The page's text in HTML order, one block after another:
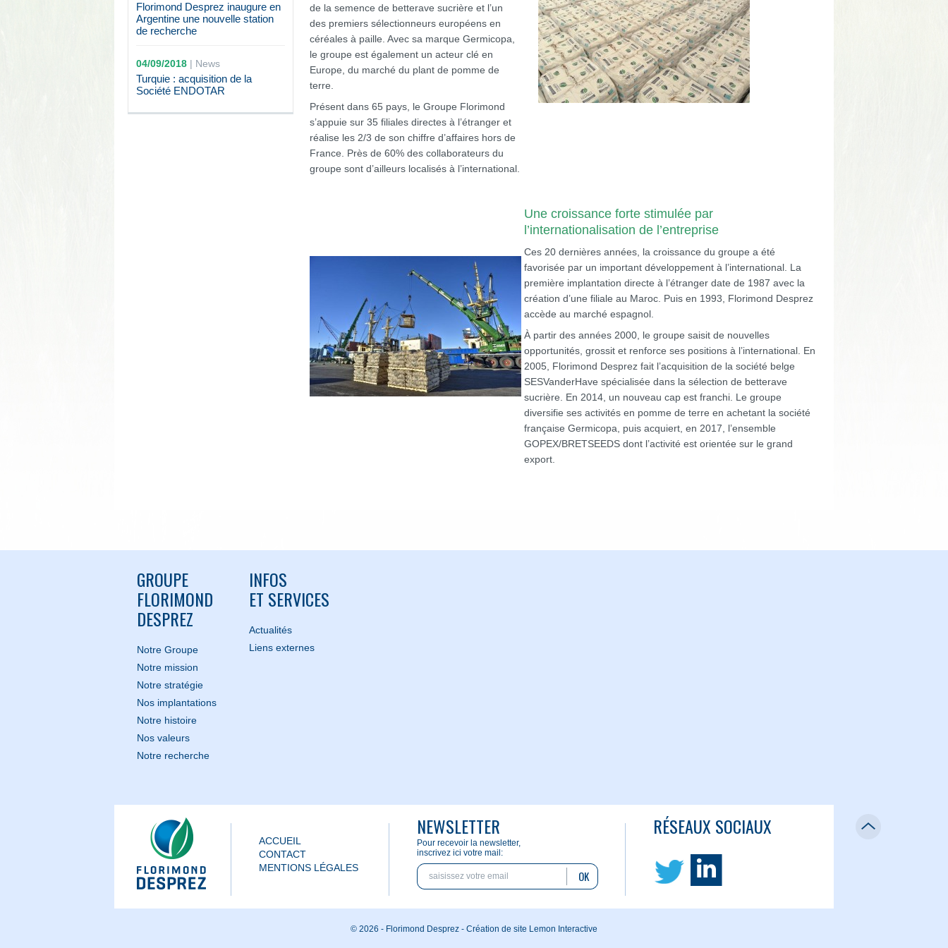
Florimond Desprez inaugure en
Argentine une nouvelle station
de recherche
04/09/2018| News
Turquie : acquisition de la
Société ENDOTAR
de la semence de betterave sucrière et l’un
des premiers sélectionneurs européens en
céréales à paille. Avec sa marque Germicopa,
le groupe est également un acteur clé en
Europe, du marché du plant de pomme de
terre.
Présent dans 65 pays, le Groupe Florimond
s’appuie sur 35 filiales directes à l’étranger et
réalise les 2/3 de son chiffre d’affaires hors de
France. Près de 60% des collaborateurs du
groupe sont d’ailleurs localisés à l’international.
Une croissance forte stimulée par
l’internationalisation de l’entreprise
Ces 20 dernières années, la croissance du groupe a été
favorisée par un important développement à l’international. La
première implantation directe à l’étranger date de 1987 avec la
création d’une filiale au Maroc. Puis en 1993, Florimond Desprez
accède au marché espagnol.
À partir des années 2000, le groupe saisit de nouvelles
opportunités, grossit et renforce ses positions à l’international. En
2005, Florimond Desprez fait l’acquisition de la société belge
SESVanderHave spécialisée dans la sélection de betterave
sucrière. En 2014, un nouveau cap est franchi. Le groupe
diversifie ses activités en pomme de terre en achetant la société
française Germicopa, puis acquiert, en 2017, l’ensemble
GOPEX/BRETSEEDS dont l’activité est orientée sur le grand
export.
GROUPE
FLORIMOND
DESPREZ
Notre Groupe
Notre mission
Notre stratégie
Nos implantations
Notre histoire
Nos valeurs
Notre recherche
INFOS
ET SERVICES
Actualités
Liens externes
ACCUEIL
CONTACT
MENTIONS LÉGALES
NEWSLETTER
Pour recevoir la newsletter,
inscrivez ici votre mail:
OK
RÉSEAUX SOCIAUX
© 2026 - Florimond Desprez - Création de site Lemon Interactive